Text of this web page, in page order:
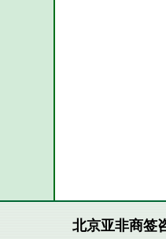
北京亚非商签